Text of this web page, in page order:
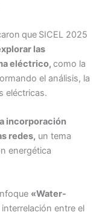
que SICEL 2025
las
eléctrico,como la
el análisis, la
eléctricas.
incorporación
redes, un tema
energética
«Water-
interrelación entre el